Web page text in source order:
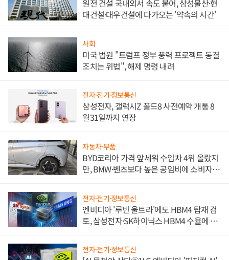
원전 건설 국내외서 속도 붙어, 삼성물산·현
대건설·대우건설에 다가오는 '약속의 시간'
사회
미국 법원 "트럼프 정부 풍력 프로젝트 동결
조치는 위법", 해제 명령 내려
전자·전기·정보통신
삼성전자, 갤럭시Z 폴드8 사전예약 개통 8
월31일까지 연장
자동차·부품
BYD코리아 가격 앞세워 수입차 4위 올랐지
만, BMW·벤츠보다 높은 공임비에 소비자
전자·전기·정보통신
엔비디아 '루빈 울트라'에도 HBM4 탑재 검
토, 삼성전자·SK하이닉스 HBM4 수율에 주
전자·전기·정보통신